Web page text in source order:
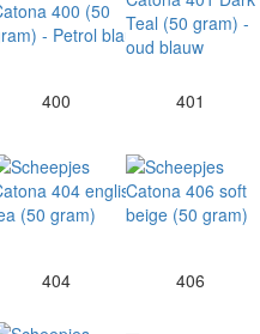
400 401
404 406